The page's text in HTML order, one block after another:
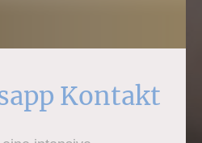
Kontakt